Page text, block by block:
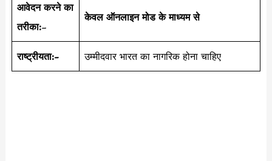
आवेदन करने का
तरीका:–
केवल ऑनलाइन मोड के माध्यम से
राष्ट्रीयता:- उम्मीदवार भारत का नागरिक होना चाहिए